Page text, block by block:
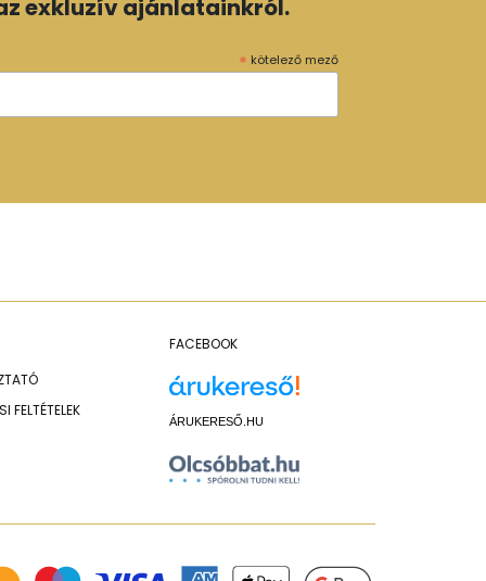
exkluzív ajánlatainkról.
* kötelező mező
FELTÉTELEK
FACEBOOK
ÁRUKERESŐ.HU